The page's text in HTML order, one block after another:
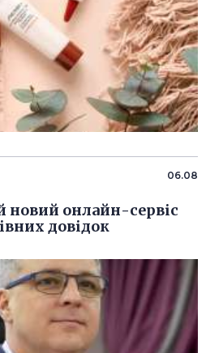
06.08
онлайн-сервіс
довідок